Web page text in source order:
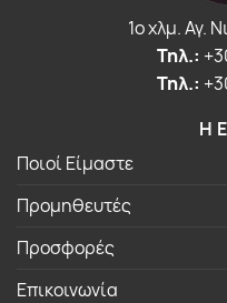
1o χλμ. Αγ.
Τηλ.:
Τηλ.:
Η
Ποιοί Είμαστε
Προμηθευτές
Προσφορές
Επικοινωνία